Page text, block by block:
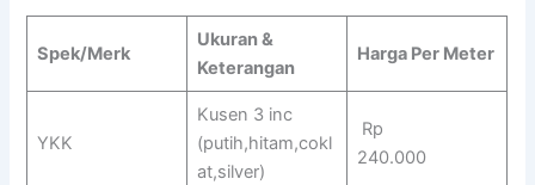
Spek/Merk
Ukuran &
Keterangan
Harga Per Meter
YKK
Kusen 3 inc
(putih,hitam,cokl
at,silver)
Rp
240.000